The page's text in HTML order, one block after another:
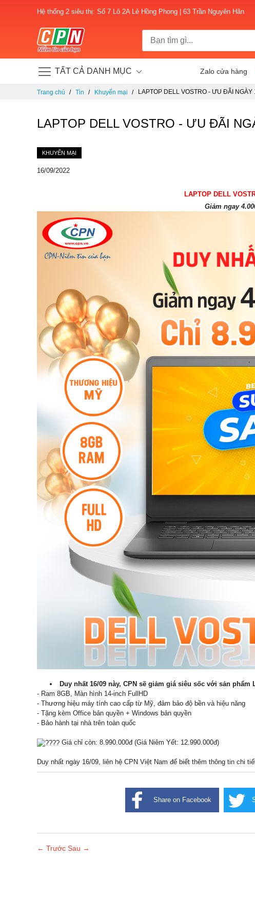
Hệ thống 2 siêu thị: Số 7 Lô 2A Lê Hồng Phong | 63 Trần Nguyên Hãn
TẤT CẢ DANH MỤC Zalo cửa hàng
Trang chủ Tin Khuyến mại LAPTOP DELL VOSTRO - ƯU ĐÃI NGÀY
LAPTOP DELL VOSTRO - ƯU ĐÃI
KHUYẾN MẠI
16/09/2022
LAPTOP DELL
Giảm ngay
Duy nhất 16/09 này, CPN sẽ giảm giá siêu sốc với sản phẩm
- Ram 8GB, Màn hình 14-inch FullHD
- Thương hiệu máy tính cao cấp từ Mỹ, đảm bảo độ bền và hiệu năng
- Tặng kèm Office bản quyền + Windows bản quyền
- Bảo hành tại nhà trên toàn quốc
Giá chỉ còn: 8.990.000đ (Giá Niêm Yết: 12.990.000đ)
Duy nhất ngày 16/09, liên hệ CPN Việt Nam để biết thêm thông tin chi
Share on Facebook
← Trước Sau →